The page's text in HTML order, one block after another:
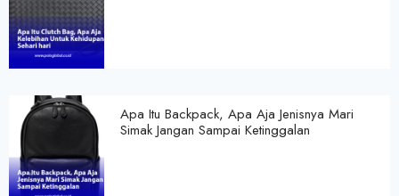
Apa Itu Backpack, Apa Aja Jenisnya Mari
Simak Jangan Sampai Ketinggalan